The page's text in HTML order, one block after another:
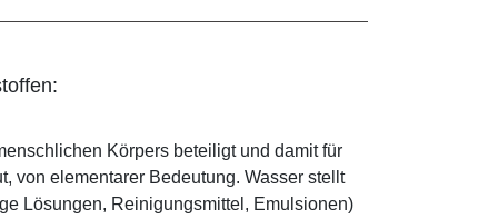
Körpers beteiligt und damit für
von elementarer Bedeutung. Wasser stellt
Lösungen, Reinigungsmittel, Emulsionen)